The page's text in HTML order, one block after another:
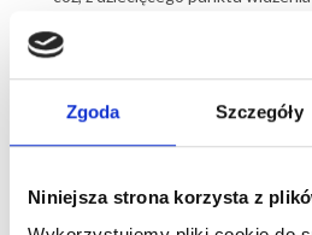
Zgoda Szczegóły
Niniejsza strona korzysta z
jakby świat kompletnie przestał się
naturalne, że część dzieci zaczyna
do Jaśka?!”; „W takim razie włącz
brzemię odpowiedzialności za to, by